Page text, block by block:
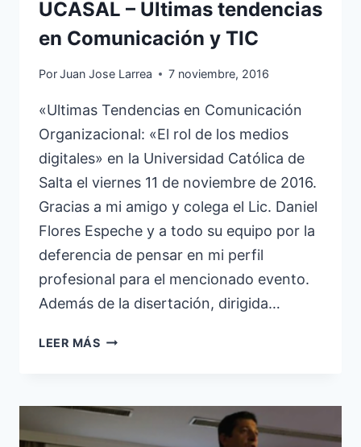
UCASAL – Ultimas tendencias
en Comunicación y TIC
PorJuan Jose Larrea 7 noviembre, 2016
«Ultimas Tendencias en Comunicación
Organizacional: «El rol de los medios
digitales» en la Universidad Católica de
Salta el viernes 11 de noviembre de 2016.
Gracias a mi amigo y colega el Lic. Daniel
Flores Espeche y a todo su equipo por la
deferencia de pensar en mi perfil
profesional para el mencionado evento.
Además de la disertación, dirigida…
LEER MÁSUCASAL
EN
COMUNICACIÓN